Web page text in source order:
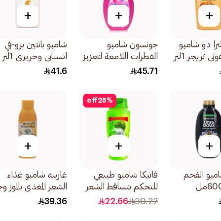
+
دو شامبو
تريجر 1لتر
+
جونسون شامبو
القطرات اللامعة لتعزيز
لمعان شعر الأطفال
45.71
+
شامبو بانتين برو-في
انسيابي وحريري 1لتر
41.6
+
الفحم
25%
off
+
فاتيكا شامبو طبيعي
للتحكم بتساقط الشعر
700مل
30.22
22.66
+
غارنيه شامبو غذاء
الشعر المغذي بالموز
الهند 350مل
39.36